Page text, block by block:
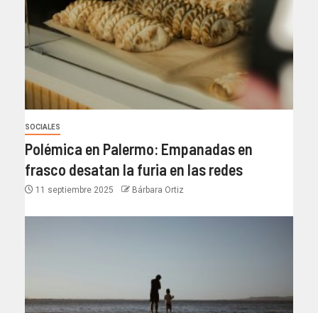
SOCIALES
Polémica en Palermo: Empanadas en
frasco desatan la furia en las redes
11 septiembre 2025 Bárbara Ortiz